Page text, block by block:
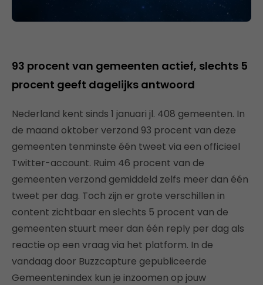
93 procent van gemeenten actief, slechts 5
procent geeft dagelijks antwoord
Nederland kent sinds 1 januari jl. 408 gemeenten. In
de maand oktober verzond 93 procent van deze
gemeenten tenminste één tweet via een officieel
Twitter-account. Ruim 46 procent van de
gemeenten verzond gemiddeld zelfs meer dan één
tweet per dag. Toch zijn er grote verschillen in
content zichtbaar en slechts 5 procent van de
gemeenten stuurt meer dan één reply per dag als
reactie op een vraag via het platform. In de
vandaag door Buzzcapture gepubliceerde
Gemeentenindex kun je inzoomen op jouw